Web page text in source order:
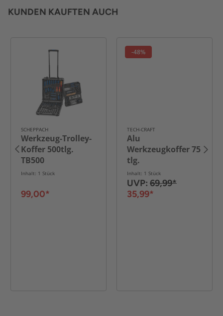
KUNDEN KAUFTEN AUCH
SCHEPPACH
Werkzeug-Trolley-
Koffer 500tlg.
TB500
Inhalt: 1 Stück
99,00*
-48%
TECH-CRAFT
Alu
Werkzeugkoffer 75
tlg.
Inhalt: 1 Stück
UVP: 69,99*
35,99*